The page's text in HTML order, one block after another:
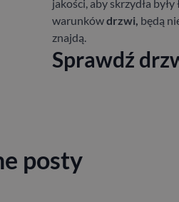
jakości, aby skrzydła
warunkówdrzwi, będą
znajdą.
Sprawdź
posty